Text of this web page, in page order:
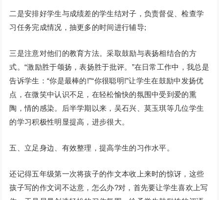
二是安排好学生与成绩差的学生结对子，负责督促、检查学
习任务完成情况，抽更多的时间进行辅导;
三是注意对他们的教育方法。采取鼓励与表扬相结合的方
式。“激励胜于颂扬，表扬胜于批评。”在日常工作中，我总是
告诉学生：“你是最棒的!”“你很聪明!”让学生在鼓励中发扬优
点，在微笑中认识不足，在轻松愉快的氛围中受到爱的熏
陶，情的感染。后半学期以来，吴石兴、莫玉琪等几位学生
的学习积极性明显提高，进步很大。
五、立足身边、有效整理，提高学生的习作水平。
还记得五年级第一次将孩子的作文本收上来时的惊讶，这些
孩子写的作文词不达意，怎么办?对，首先要让学生喜欢上写